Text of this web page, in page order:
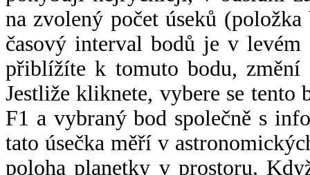
na zvolený počet úseků
časový interval bodů je v
přiblížíte k tomuto bodu,
Jestliže kliknete, vybere se tento
F1 a vybraný bod společně s
tato úsečka měří v
poloha planetky v prostoru.